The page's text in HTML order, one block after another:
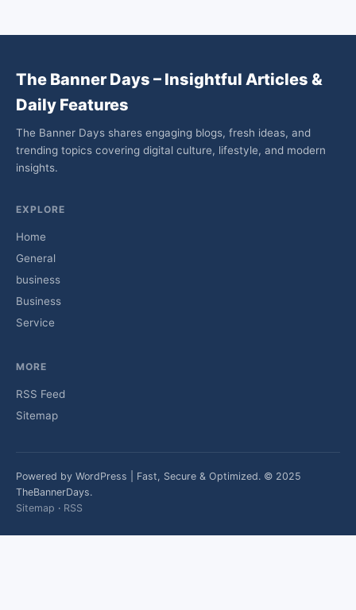
The Banner Days – Insightful Articles &
Daily Features
The Banner Days shares engaging blogs, fresh ideas, and
trending topics covering digital culture, lifestyle, and modern
insights.
EXPLORE
Home
General
business
Business
Service
MORE
RSS Feed
Sitemap
Powered by WordPress | Fast, Secure & Optimized. © 2025
TheBannerDays.
Sitemap · RSS